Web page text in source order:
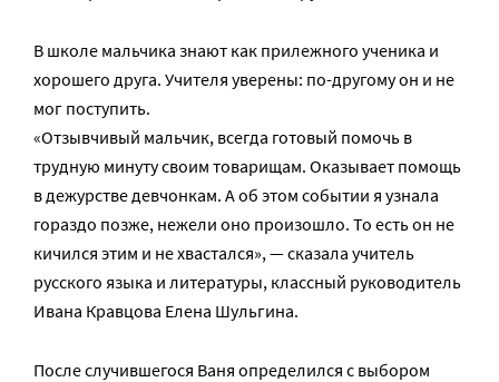
В школе мальчика знают как прилежного ученика и
хорошего друга. Учителя уверены: по-другому он и не
мог поступить.
«Отзывчивый мальчик, всегда готовый помочь в
трудную минуту своим товарищам. Оказывает помощь
в дежурстве девчонкам. А об этом событии я узнала
гораздо позже, нежели оно произошло. То есть он не
кичился этим и не хвастался», — сказала учитель
русского языка и литературы, классный руководитель
Ивана Кравцова Елена Шульгина.
После случившегося Ваня определился с выбором